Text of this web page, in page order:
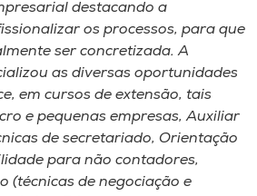
destacando a
os processos, para que
ser concretizada. A
as diversas oportunidades
em cursos de extensão, tais
e pequenas empresas, Auxiliar
de secretariado, Orientação
para não contadores,
(técnicas de negociação e